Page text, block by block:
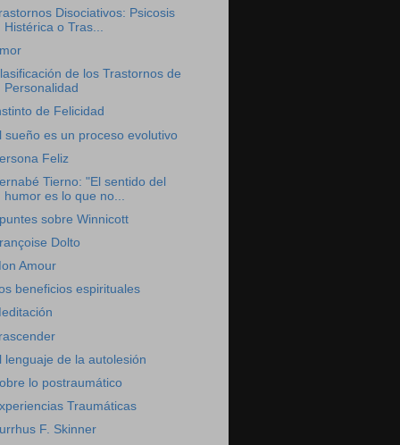
Disociativos: Psicosis
Histérica o Tras...
de los Trastornos de
Personalidad
de Felicidad
sueño es un proceso evolutivo
Feliz
Tierno: "El sentido del
humor es lo que no...
sobre Winnicott
Dolto
Amour
beneficios espirituales
lenguaje de la autolesión
lo postraumático
Traumáticas
F. Skinner